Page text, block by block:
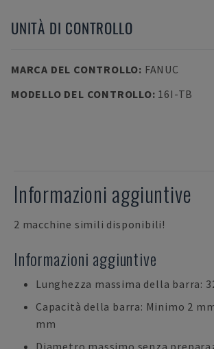
UNITÀ DI CONTROLLO
MARCA DEL CONTROLLO: FANUC
MODELLO DEL CONTROLLO: 16I-TB
Informazioni aggiuntive
2 macchine simili disponibili!
Informazioni aggiuntive
Lunghezza massima della barra:
Capacità della barra: Minimo 2
mm
Diametro massimo senza